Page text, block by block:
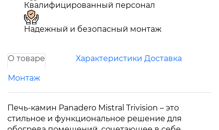
Квалифицированный персонал
Надежный и безопасный монтаж
О товаре Характеристики Доставка
Монтаж
Печь-камин Panadero Mistral Trivision – это
стильное и функциональное решение для